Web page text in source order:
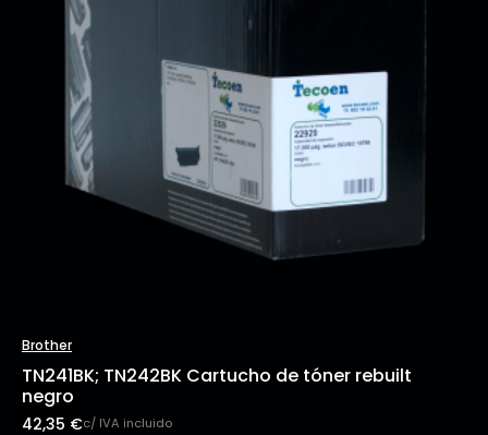
Brother
TN241BK; TN242BK Cartucho de tóner rebuilt
negro
42,35 €c/ IVA incluido